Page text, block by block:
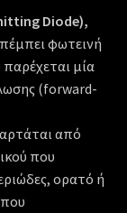
Diode),
φωτεινή
μία
(forward-
από
που
ορατό ή